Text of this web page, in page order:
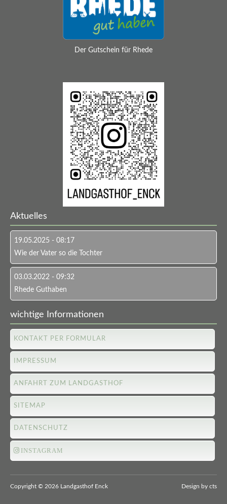
Der Gutschein für Rhede
Aktuelles
19.05.2025 - 08:17
Wie der Vater so die Tochter
03.03.2022 - 09:32
Rhede Guthaben
wichtige Informationen
KONTAKT PER FORMULAR
IMPRESSUM
ANFAHRT ZUM LANDGASTHOF
SITEMAP
DATENSCHUTZ
INSTAGRAM
Copyright© 2026 Landgasthof Enck Design by cts
Geschlossen an ...
Heilig Abend
1.-2. Weihnachtstag
Sylvester